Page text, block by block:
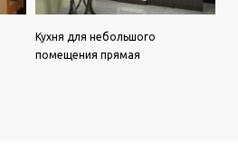
Кухня для небольшого
помещения прямая